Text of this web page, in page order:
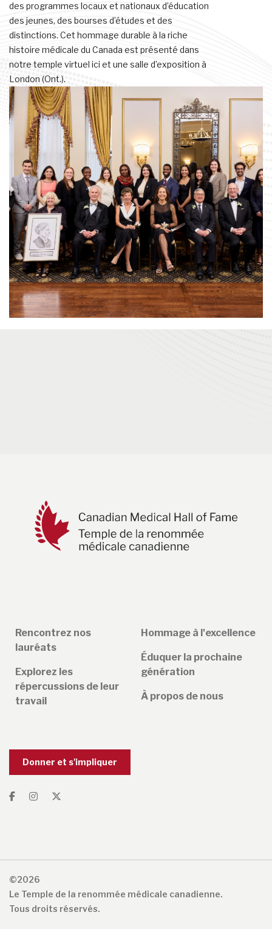
des programmes locaux et nationaux d’éducation
des jeunes, des bourses d’études et des
distinctions. Cet hommage durable à la riche
histoire médicale du Canada est présenté dans
notre temple virtuel ici et une salle d’exposition à
London (Ont.).
Rencontrez nos
lauréats
Explorez les
répercussions de leur
travail
Hommage à l'excellence
Éduquer la prochaine
génération
À propos de nous
Donner et s'impliquer
©2026
Le Temple de la renommée médicale canadienne.
Tous droits réservés.